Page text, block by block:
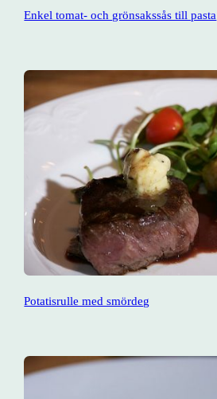
Enkel tomat- och grönsakssås till pasta
Potatisrulle med smördeg